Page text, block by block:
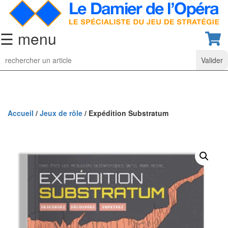
☰ menu
Jeu
d’Echecs
collection
Pièces
d’échecs
classiques
Coffrets
Accueil / Jeux de rôle / Expédition Substratum